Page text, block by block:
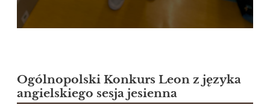
Ogólnopolski Konkurs Leon z języka
angielskiego sesja jesienna